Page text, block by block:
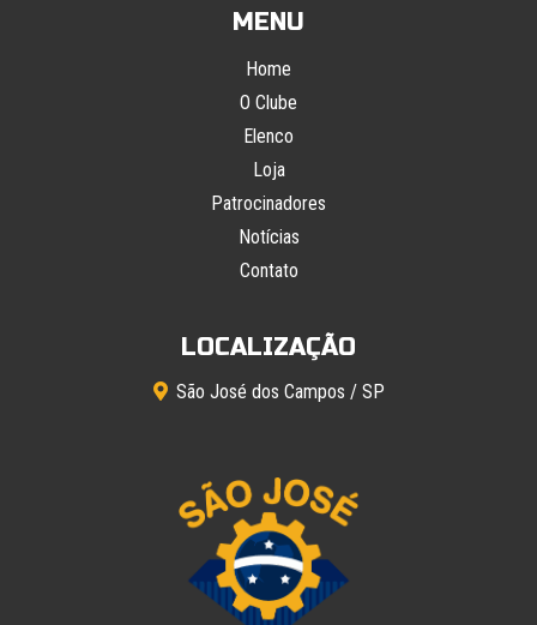
MENU
Home
O Clube
Elenco
Loja
Patrocinadores
Notícias
Contato
LOCALIZAÇÃO
São José dos Campos / SP